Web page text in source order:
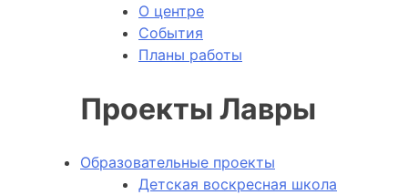
О центре
События
Планы работы
Проекты Лавры
Образовательные проекты
Детская воскресная школа